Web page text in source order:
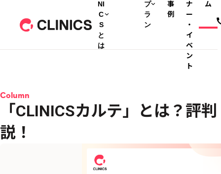
NI
C
S
と
は
プ
ラ
ン
事
例
ナ
ー
・
イ
ベ
ン
ト
ム
Column
「CLINICSカルテ」とは？評
説！